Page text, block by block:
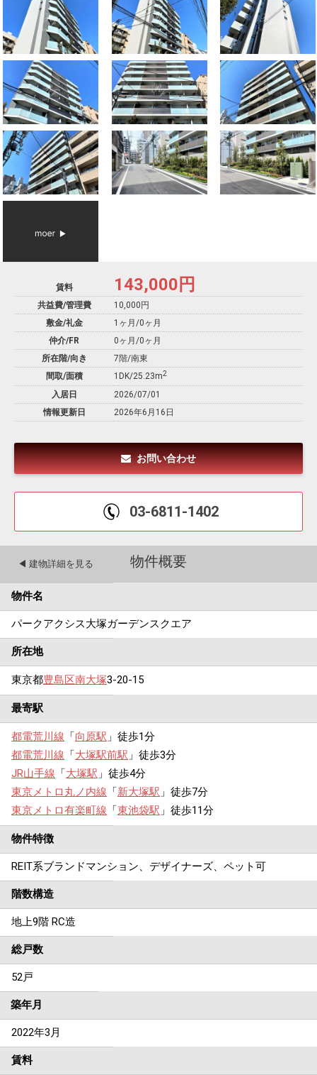
賃料 143,000 円
共益費/管理費
10,000円
敷金/礼金
1ヶ月 /0ヶ月
仲介/FR
0ヶ月 /0ヶ月
所在階/向き
7階/南東
間取/面積
1DK/25.23m2
入居日
2026/07/01
情報更新日
2026年6月16日
お問い合わせ
03-6811-1402
物件概要
◀︎ 建物詳細を見る
物件名
パークアクシス大塚ガーデンスクエア
所在地
東京都豊島区南大塚3-20-15
最寄駅
都電荒川線 「向原駅 」徒歩1分
都電荒川線 「大塚駅前駅 」徒歩3分
JR山手線 「大塚駅 」徒歩4分
東京メトロ丸ノ内線 「新大塚駅 」徒歩7分
東京メトロ有楽町線 「東池袋駅 」徒歩11分
物件特徴
REIT系ブランドマンション、デザイナーズ、ペット可
階数構造
地上9階 RC造
総戸数
52戸
築年月
2022年3月
賃料